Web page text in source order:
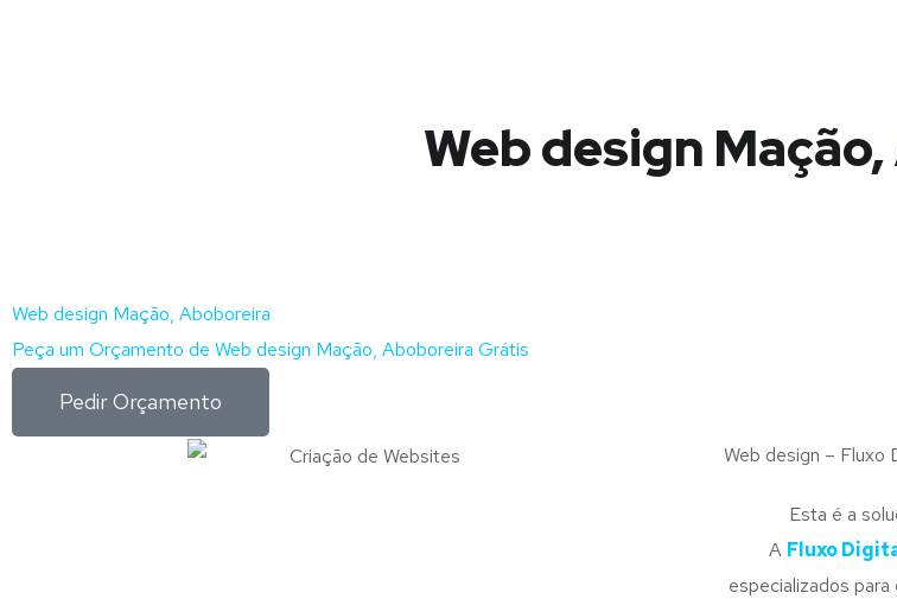
Web design
Web design Mação, Aboboreira
Peça um Orçamento de Web design Mação, Aboboreira Grátis
Pedir Orçamento
Web design – Fluxo
Esta é a
A Fluxo
especializados